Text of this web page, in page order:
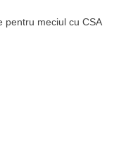
pentru meciul cu CSA